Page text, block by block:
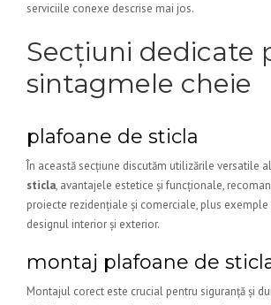
serviciile conexe descrise mai jos.
Secțiuni dedicate
sintagmele cheie
plafoane de sticla
În această secțiune discutăm utilizările versatile
sticla, avantajele estetice și funcționale,
proiecte rezidențiale și comerciale, plus exemple
designul interior și exterior.
montaj plafoane de
Montajul corect este crucial pentru siguranță și